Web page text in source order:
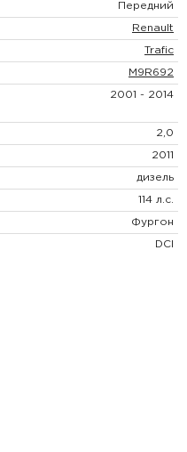
Передний
Renault
Trafic
M9R692
2001 - 2014
2,0
2011
дизель
114 л.с.
Фургон
DCI